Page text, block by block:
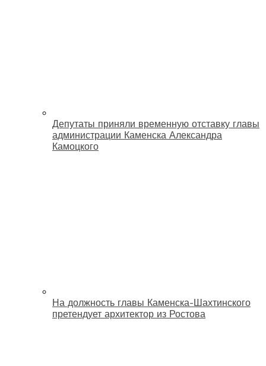
Депутаты приняли временную отставку главы
администрации Каменска Александра
Камоцкого
На должность главы Каменска-Шахтинского
претендует архитектор из Ростова